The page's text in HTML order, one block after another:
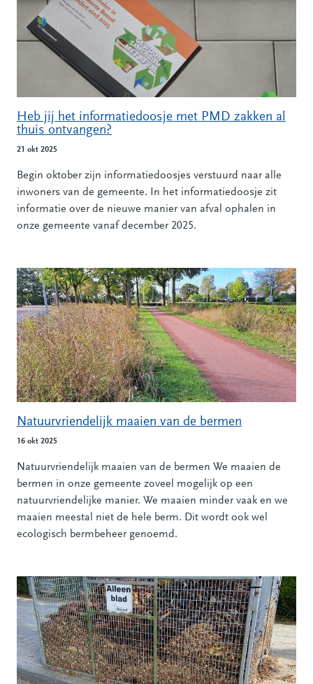
Heb jij het informatiedoosje met PMD zakken al
thuis ontvangen?
21 okt 2025
Begin oktober zijn informatiedoosjes verstuurd naar alle
inwoners van de gemeente. In het informatiedoosje zit
informatie over de nieuwe manier van afval ophalen in
onze gemeente vanaf december 2025.
Natuurvriendelijk maaien van de bermen
16 okt 2025
Natuurvriendelijk maaien van de bermen We maaien de
bermen in onze gemeente zoveel mogelijk op een
natuurvriendelijke manier. We maaien minder vaak en we
maaien meestal niet de hele berm. Dit wordt ook wel
ecologisch bermbeheer genoemd.